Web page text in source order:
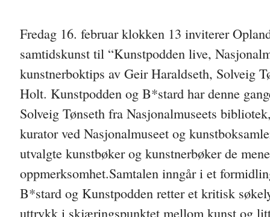
Fredag 16. februar klokken 13 inviterer
samtidskunst til “Kunstpodden live,
kunstnerboktips av Geir Haraldseth, Solveig
Holt. Kunstpodden og B*stard har denne
Solveig Tønseth fra Nasjonalmuseets
kurator ved Nasjonalmuseet og
utvalgte kunstbøker og kunstnerbøker de
oppmerksomhet.Samtalen inngår i et
B*stard og Kunstpodden retter et kritisk
uttrykk i skjæringspunktet mellom kunst og